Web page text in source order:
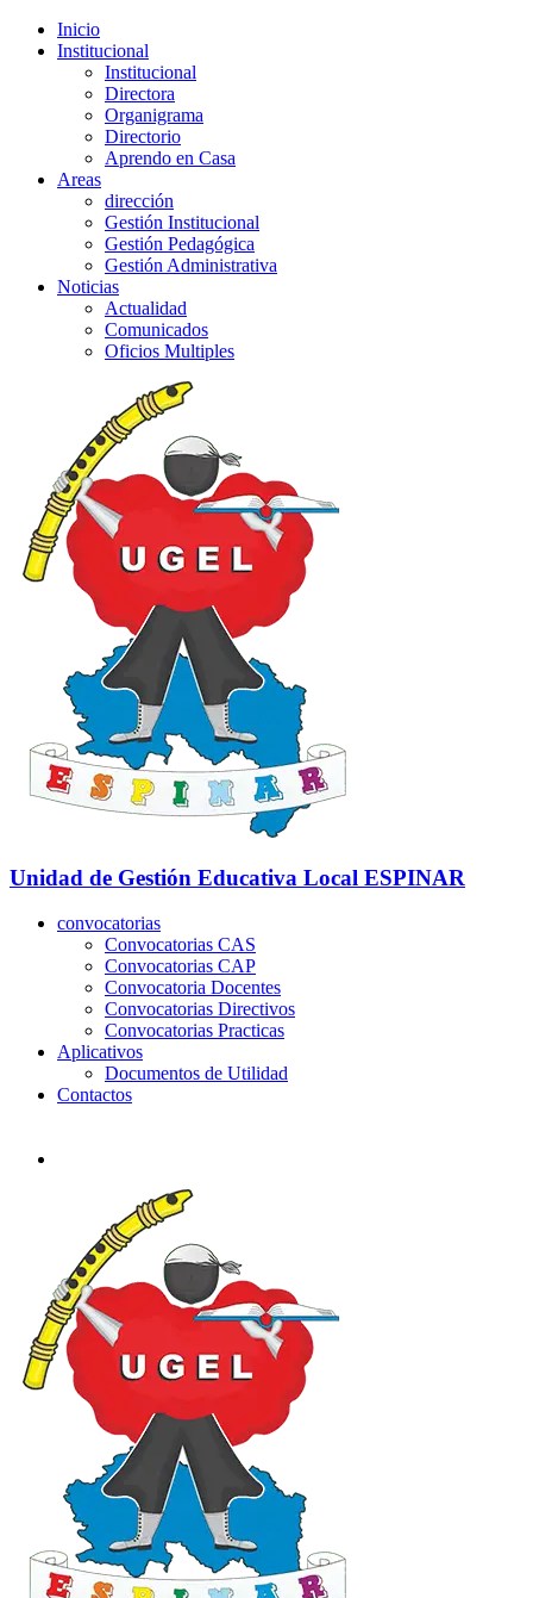
Inicio
Institucional
Institucional
Directora
Organigrama
Directorio
Aprendo en Casa
Areas
dirección
Gestión Institucional
Gestión Pedagógica
Gestión Administrativa
Noticias
Actualidad
Comunicados
Oficios Multiples
Unidad de Gestión Educativa Local ESPINAR
convocatorias
Convocatorias CAS
Convocatorias CAP
Convocatoria Docentes
Convocatorias Directivos
Convocatorias Practicas
Aplicativos
Documentos de Utilidad
Contactos